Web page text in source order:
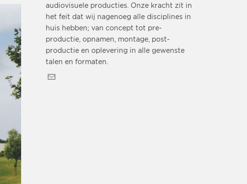
audiovisuele producties. Onze kracht zit in
het feit dat wij nagenoeg alle disciplines in
huis hebben; van concept tot pre-
productie, opnamen, montage, post-
productie en oplevering in alle gewenste
talen en formaten.